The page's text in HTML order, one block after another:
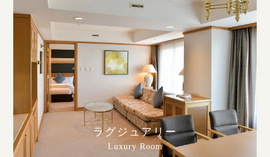
ラグジュアリー
Luxury Room